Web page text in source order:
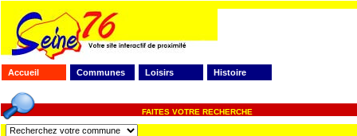
Accueil Communes Loisirs Histoire
FAITES VOTRE RECHERCHE